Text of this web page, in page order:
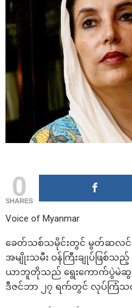
0
SHARES
Voice of Myanmar
ခေတ်သစ်သမိုင်းတွင် မွတ်ဆလင်
အမျိုးသမီး ဝန်ကြီးချုပ်ဖြစ်သည့်
ယာဘူတိုသည် ရွေးကောက်ပွဲမဲဆွယ်
ဒီဇင်ဘာ ၂၇ ရက်တွင် လုပ်ကြံ